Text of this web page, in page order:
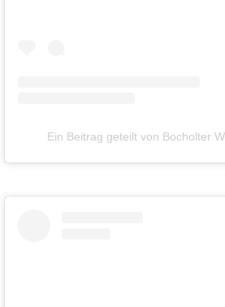
Ein Beitrag geteilt von Bocholter